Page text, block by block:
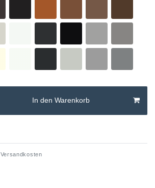
In den Warenkorb
Versandkosten